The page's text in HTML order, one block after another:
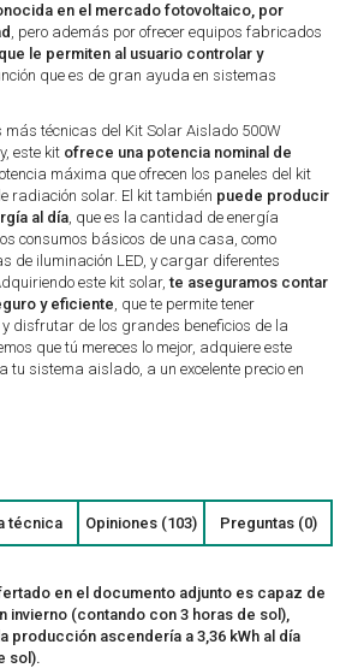
en el mercado fotovoltaico, por
, pero además por ofrecer equipos fabricados
le permiten al usuario controlar y
que es de gran ayuda en sistemas
técnicas del Kit Solar Aislado 500W
este kit ofrece una potencia nominal de
máxima que ofrecen los paneles del kit
radiación solar. El kit también puede producir
al día, que es la cantidad de energía
consumos básicos de una casa, como
de iluminación LED, y cargar diferentes
este kit solar,te aseguramos contar
y eficiente, que te permite tener
disfrutar de los grandes beneficios de la
que tú mereces lo mejor, adquiere este
tu sistema aislado, a un excelente precio en
técnica Opiniones (103) Preguntas (0)
en el documento adjunto es capaz de
invierno (contando con 3 horas de sol),
producción ascendería a 3,36 kWh al día
sol).